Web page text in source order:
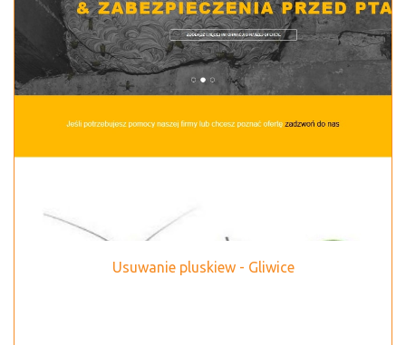
Usuwanie pluskiew - Gliwice